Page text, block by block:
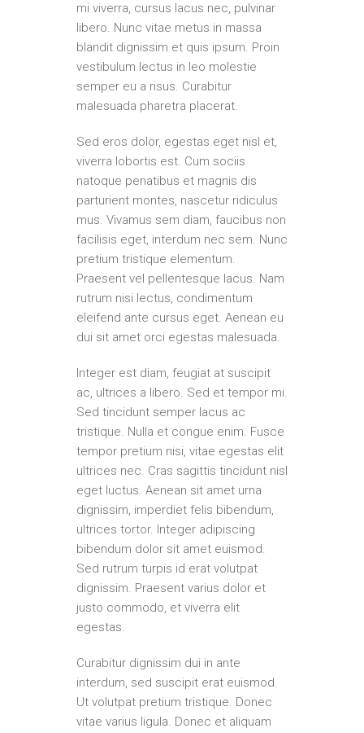
mi viverra, cursus lacus nec, pulvinar
libero. Nunc vitae metus in massa
blandit dignissim et quis ipsum. Proin
vestibulum lectus in leo molestie
semper eu a risus. Curabitur
malesuada pharetra placerat.
Sed eros dolor, egestas eget nisl et,
viverra lobortis est. Cum sociis
natoque penatibus et magnis dis
parturient montes, nascetur ridiculus
mus. Vivamus sem diam, faucibus non
facilisis eget, interdum nec sem. Nunc
pretium tristique elementum.
Praesent vel pellentesque lacus. Nam
rutrum nisi lectus, condimentum
eleifend ante cursus eget. Aenean eu
dui sit amet orci egestas malesuada.
Integer est diam, feugiat at suscipit
ac, ultrices a libero. Sed et tempor mi.
Sed tincidunt semper lacus ac
tristique. Nulla et congue enim. Fusce
tempor pretium nisi, vitae egestas elit
ultrices nec. Cras sagittis tincidunt nisl
eget luctus. Aenean sit amet urna
dignissim, imperdiet felis bibendum,
ultrices tortor. Integer adipiscing
bibendum dolor sit amet euismod.
Sed rutrum turpis id erat volutpat
dignissim. Praesent varius dolor et
justo commodo, et viverra elit
egestas.
Curabitur dignissim dui in ante
interdum, sed suscipit erat euismod.
Ut volutpat pretium tristique. Donec
vitae varius ligula. Donec et aliquam